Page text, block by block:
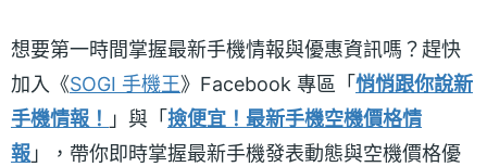
想要第一時間掌握最新手機情報與優惠資訊嗎？趕快
加入《SOGI 手機王》Facebook 專區「 悄悄跟你說新
手機情報！ 」與「 撿便宜！最新手機空機價格情
報 」，帶你即時掌握最新手機發表動態與空機價格優